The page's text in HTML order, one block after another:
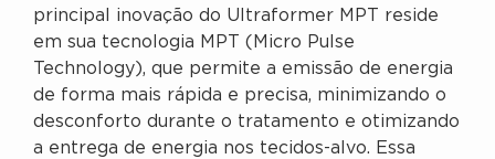
principal inovação do Ultraformer MPT reside
em sua tecnologia MPT (Micro Pulse
Technology), que permite a emissão de energia
de forma mais rápida e precisa, minimizando o
desconforto durante o tratamento e otimizando
a entrega de energia nos tecidos-alvo. Essa